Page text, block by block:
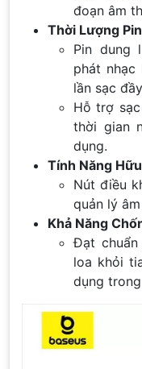
đoạn âm
Thời Lượng
Pin dung
phát
lần sạc
Hỗ trợ
thời gian
dụng.
Tính Năng
Nút điều
quản lý
Khả Năng
Đạt
loa khỏi
dụng